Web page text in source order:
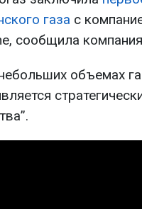
газа с
сообщила
объемах